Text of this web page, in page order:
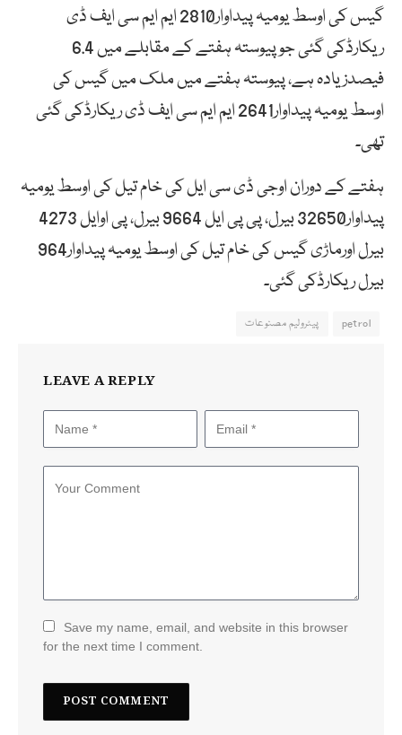
گیس کی اوسط یومیہ پیداوار2810 ایم ایم سی ایف ڈی
ریکارڈکی گئی جوپیوستہ ہفتے کے مقابلے میں 6.4
فیصدزیادہ ہے، پیوستہ ہفتے میں ملک میں گیس کی
اوسط یومیہ پیداوار2641 ایم ایم سی ایف ڈی ریکارڈکی گئی
تھی۔
ہفتے کے دوران اوجی ڈی سی ایل کی خام تیل کی اوسط یومیہ
پیداوار32650 بیرل، پی پی ایل 9664 بیرل، پی اوایل 4273
بیرل اورماڑی گیس کی خام تیل کی اوسط یومیہ پیداوار964
بیرل ریکارڈکی گئی۔
petrol پیٹرولیم مصنوعات
LEAVE A REPLY
Save my name, email, and website in this browser
for the next time I comment.